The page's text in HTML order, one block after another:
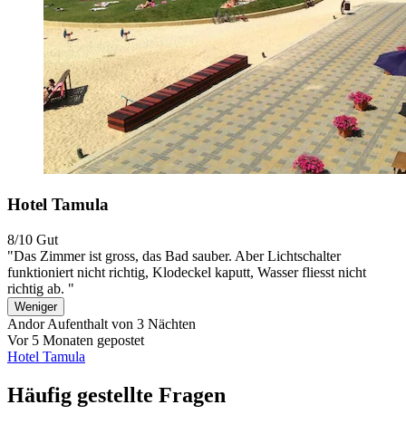
Hotel Tamula
8/10 Gut
"Das Zimmer ist gross, das Bad sauber. Aber Lichtschalter
funktioniert nicht richtig, Klodeckel kaputt, Wasser fliesst nicht
richtig ab. "
Weniger
AndorAufenthalt von 3 Nächten
Vor 5 Monaten gepostet
Hotel Tamula
Häufig gestellte Fragen